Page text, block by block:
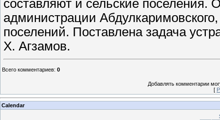
составляют и сельские поселения.
администрации Абдулкаримовского,
поселений. Поставлена задача
Х. Агзамов.
Всего комментариев: 0
Добавлять комментарии
[
Calendar